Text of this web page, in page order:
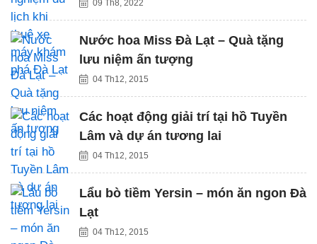
09 Th8, 2022
Nước hoa Miss Đà Lạt – Quà tặng
lưu niệm ấn tượng
04 Th12, 2015
Các hoạt động giải trí tại hồ Tuyền
Lâm và dự án tương lai
04 Th12, 2015
Lẩu bò tiềm Yersin – món ăn ngon Đà
Lạt
04 Th12, 2015